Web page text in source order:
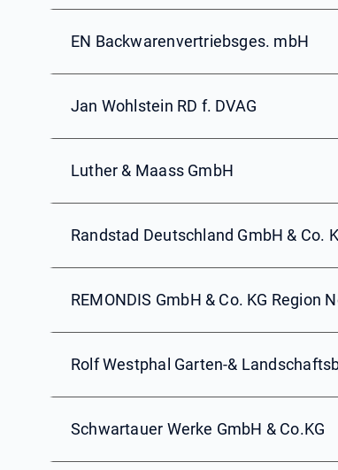
EN Backwarenvertriebsges. mbH
Jan Wohlstein RD f. DVAG
Luther & Maass GmbH
Randstad Deutschland GmbH & Co.
REMONDIS GmbH & Co. KG Region
Rolf Westphal Garten-&
Schwartauer Werke GmbH & Co.KG